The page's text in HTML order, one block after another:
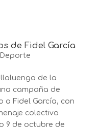
de Fidel García
Deporte
de la
campaña de
Fidel García, con
colectivo
9 de octubre de